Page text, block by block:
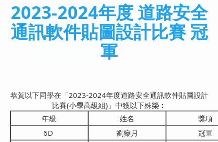
2023-2024年度 道路安全
通訊軟件貼圖設計比賽 冠
軍
恭賀以下同學在「2023-2024年度道路安全通訊軟件貼圖設計
比賽(小學高級組)」中獲以下殊榮︰
年級
姓名
獎項
6D
劉燊月
冠軍